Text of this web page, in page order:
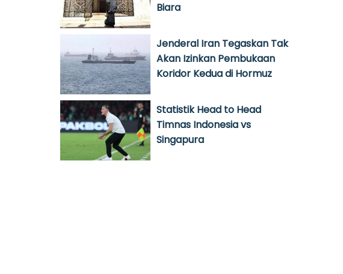
Biara
Jenderal Iran Tegaskan Tak
Akan Izinkan Pembukaan
Koridor Kedua di Hormuz
Statistik Head to Head
Timnas Indonesia vs
Singapura